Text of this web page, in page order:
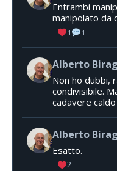
Entrambi
manipolato da
1 1
Alberto
Non ho dubbi,
condivisibile.
cadavere
Alberto
Esatto.
2